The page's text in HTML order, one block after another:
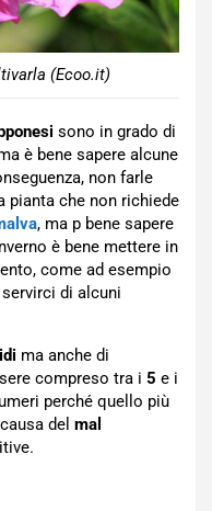
(Ecoo.it)
sono in grado di
è bene sapere alcune
non farle
pianta che non richiede
, ma p bene sapere
è bene mettere in
come ad esempio
di alcuni
ma anche di
compreso tra i 5 e i
perché quello più
del mal